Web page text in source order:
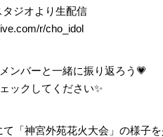
ジオより生配信
r/cho_idol
ンバーと一緒に振り返ろう💗
ックしてください✨
て「神宮外苑花火大会」の様子